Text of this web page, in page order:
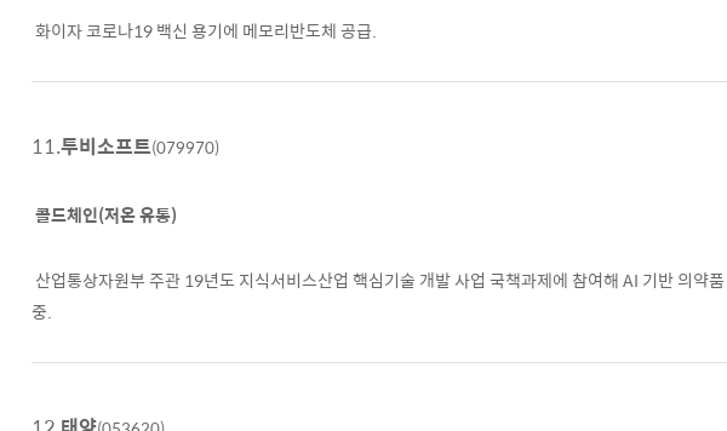
화이자 코로나19 백신 용기에 메모리반도체 공급.
11.투비소프트(079970)
콜드체인(저온 유통)
산업통상자원부 주관 19년도 지식서비스산업 핵심기술 개발 사업 국책과제에 참여해 AI 기반 의약
중.